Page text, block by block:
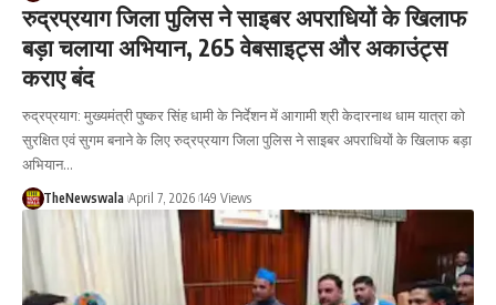
रुद्रप्रयाग जिला पुलिस ने साइबर अपराधियों के खिलाफ
बड़ा चलाया अभियान, 265 वेबसाइट्स और अकाउंट्स
कराए बंद
रुद्रप्रयाग: मुख्यमंत्री पुष्कर सिंह धामी के निर्देशन में आगामी श्री केदारनाथ धाम यात्रा को
सुरक्षित एवं सुगम बनाने के लिए रुद्रप्रयाग जिला पुलिस ने साइबर अपराधियों के खिलाफ बड़ा
अभियान…
TheNewswala April 7, 2026 149 Views